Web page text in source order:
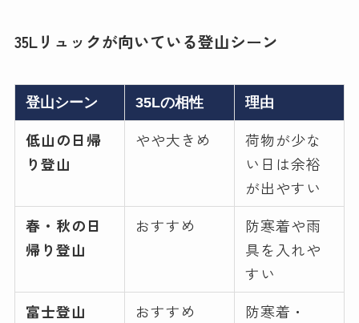
35Lリュックが向いている登山シーン
登山シーン 35Lの相性 理由
低山の日帰
り登山
やや大きめ
荷物が少な
い日は余裕
が出やすい
春・秋の日
帰り登山
おすすめ
防寒着や雨
具を入れや
すい
富士登山
おすすめ 防寒着・